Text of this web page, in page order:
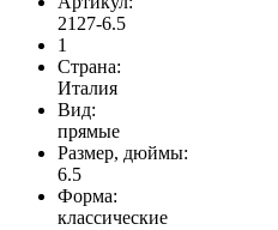
2127-6.5
1
Страна:
Италия
Вид:
прямые
Размер, дюймы:
6.5
Форма:
классические